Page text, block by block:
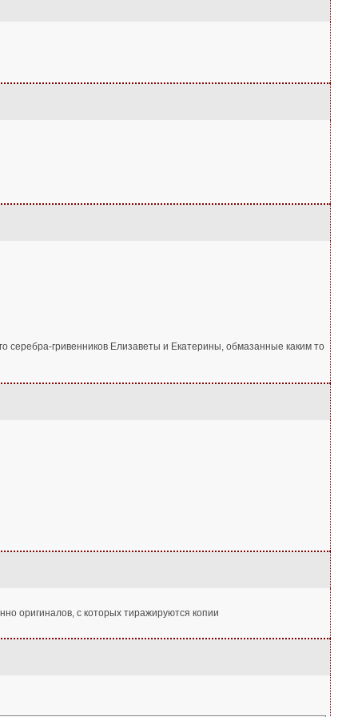
серебра-гривенников Елизаветы и Екатерины, обмазанные каким то
оригиналов, с которых тиражируются копии